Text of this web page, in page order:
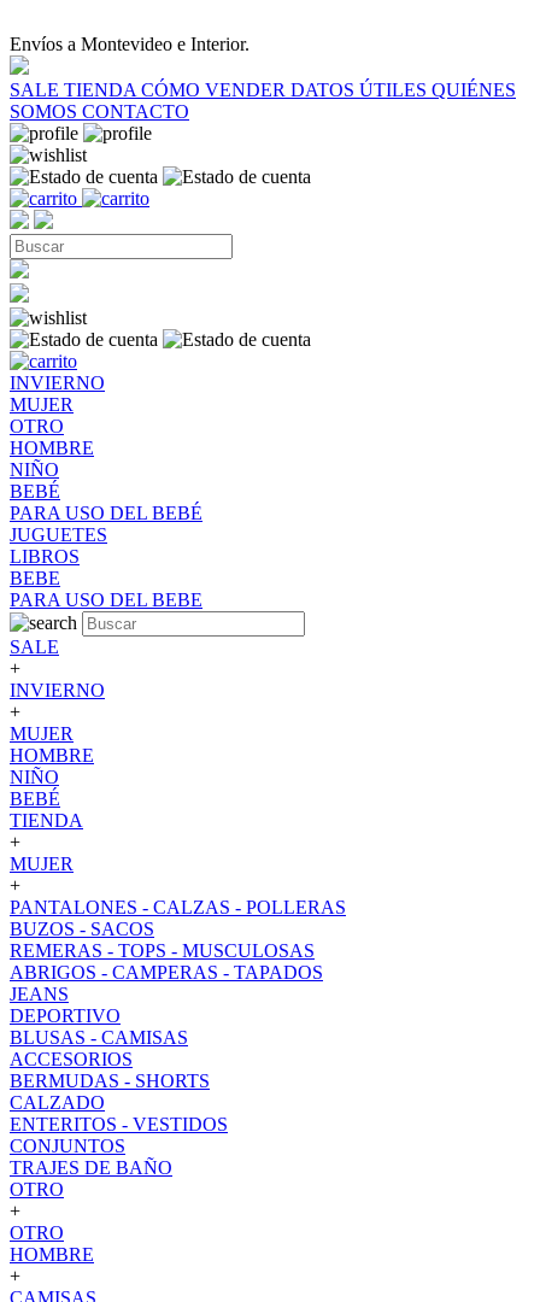
Envíos a Montevideo e Interior.
SALE TIENDA CÓMO VENDER DATOS ÚTILES QUIÉNES
SOMOS CONTACTO
INVIERNO
MUJER
OTRO
HOMBRE
NIÑO
BEBÉ
PARA USO DEL BEBÉ
JUGUETES
LIBROS
BEBE
PARA USO DEL BEBE
SALE
+
INVIERNO
+
MUJER
HOMBRE
NIÑO
BEBÉ
TIENDA
+
MUJER
+
PANTALONES - CALZAS - POLLERAS
BUZOS - SACOS
REMERAS - TOPS - MUSCULOSAS
ABRIGOS - CAMPERAS - TAPADOS
JEANS
DEPORTIVO
BLUSAS - CAMISAS
ACCESORIOS
BERMUDAS - SHORTS
CALZADO
ENTERITOS - VESTIDOS
CONJUNTOS
TRAJES DE BAÑO
OTRO
+
OTRO
HOMBRE
+
CAMISAS